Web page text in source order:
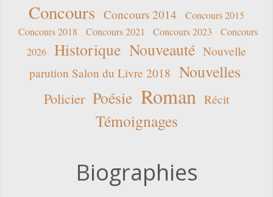
Concours Concours 2014
Concours 2015
Concours 2018
Concours 2021 Concours 2023
Concours
2026
Historique Nouveauté Nouvelle
parution Salon du Livre 2018 Nouvelles
Policier Poésie Roman Récit
Témoignages
Biographies